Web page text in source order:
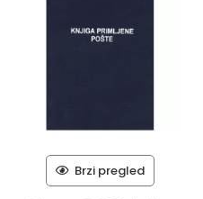
Brzi pregled